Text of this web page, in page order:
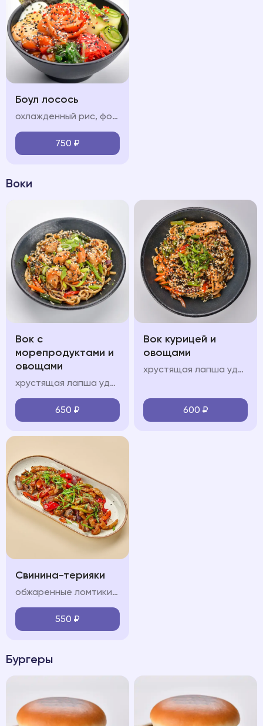
Боул лосось
охлажденный рис, форель, обжаренные в соусе терияки, свежие овощи (огурец, авокадо, черри), яйцо, водоросли чукка, нори, икра "тобико", соус "терияки", соус "спайси", кунжут
750 ₽
Воки
Вок с
морепродуктами и
овощами
хрустящая лапша удон, королевские креветки, кальмары, мидии, красный лук, болгарский перец, шампиньоны, морковь, кабачок, лук перо, кинза, соус "вок", свежая зелень, кунжут
650 ₽
Вок курицей и
овощами
хрустящая лапша удон, куриное филе, болгарский перец, шампиньоны, морковь, кабачок, лук перо, кинза, соус "вок", свежая зелень, кунжут
600 ₽
Свинина-терияки
обжаренные ломтики свинины, красный лук, болгарский перец, шампиньон, морковь, кабачок, соус терияки, лук перо, кинза
550 ₽
Бургеры